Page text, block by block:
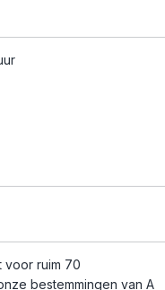
voor ruim 70
bestemmingen van A